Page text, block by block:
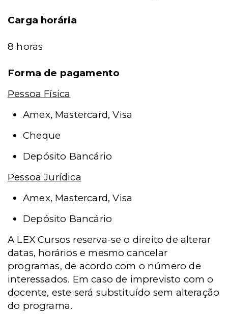
Carga horária
8 horas
Forma de pagamento
Pessoa Física
Amex, Mastercard, Visa
Cheque
Depósito Bancário
Pessoa Jurídica
Amex, Mastercard, Visa
Depósito Bancário
A LEX Cursos reserva-se o direito de alterar
datas, horários e mesmo cancelar
programas, de acordo com o número de
interessados. Em caso de imprevisto com o
docente, este será substituído sem alteração
do programa.